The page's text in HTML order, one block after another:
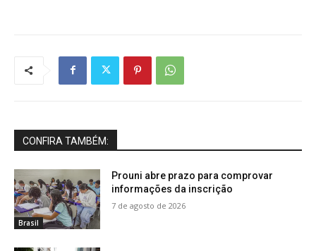
CONFIRA TAMBÉM:
Brasil
Prouni abre prazo para comprovar
informações da inscrição
7 de agosto de 2026